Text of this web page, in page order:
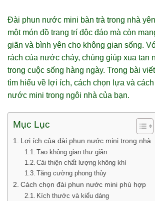
Đài phun nước mini bàn trà trong nhà
một món đồ trang trí độc đáo mà còn
giãn và bình yên cho không gian sống.
rách của nước chảy, chúng giúp xua tan
trong cuộc sống hàng ngày. Trong bài
tìm hiểu về lợi ích, cách chọn lựa và
nước mini trong ngôi nhà của bạn.
Mục Lục
Lợi ích của đài phun nước mini trong nhà
Tạo không gian thư giãn
Cải thiện chất lượng không khí
Tăng cường phong thủy
Cách chọn đài phun nước mini phù hợp
Kích thước và kiểu dáng